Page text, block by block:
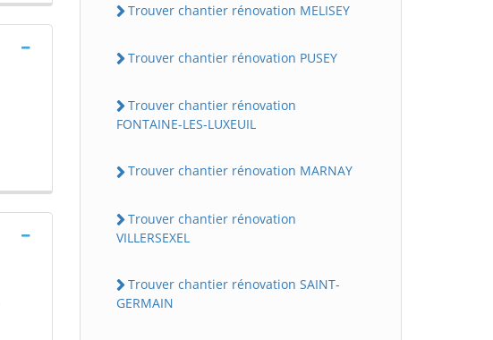
Trouver chantier rénovation MELISEY
Trouver chantier rénovation PUSEY
Trouver chantier rénovation
FONTAINE-LES-LUXEUIL
Trouver chantier rénovation MARNAY
Trouver chantier rénovation
VILLERSEXEL
Trouver chantier rénovation SAINT-
GERMAIN